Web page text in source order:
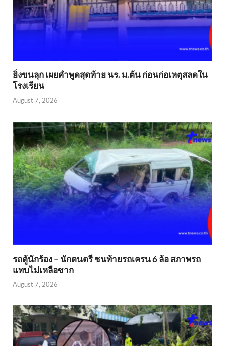
ยิ่งขนลุก เผยคำพูดสุดท้าย นร. ม.ต้น ก่อนก่อเหตุสลดใน
โรงเรียน
August 7, 2026
รถตู้นักร้อง – นักดนตรี ชนท้ายรถเครน 6 ล้อ สภาพรถ
แทบไม่เหลือซาก
August 7, 2026